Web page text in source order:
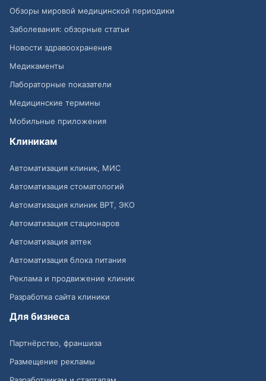
Обзоры мировой медицинской периодики
Заболевания: обзорные статьи
Новости здравоохранения
Медикаменты
Лабораторные показатели
Медицинские термины
Мобильные приложения
Клиникам
Автоматизация клиник, МИС
Автоматизация стоматологий
Автоматизация клиник ВРТ, ЭКО
Автоматизация стационаров
Автоматизация аптек
Автоматизация блока питания
Реклама и продвижение клиник
Разработка сайта клиники
Для бизнеса
Партнёрство, франшиза
Размещение рекламы